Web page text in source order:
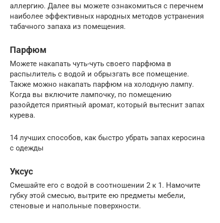
аллергию. Далее вы можете ознакомиться с перечнем
наиболее эффективных народных методов устранения
табачного запаха из помещения.
Парфюм
Можете накапать чуть-чуть своего парфюма в
распылитель с водой и обрызгать все помещение.
Также можно накапать парфюм на холодную лампу.
Когда вы включите лампочку, по помещению
разойдется приятный аромат, который вытеснит запах
курева.
14 лучших способов, как быстро убрать запах керосина
с одежды
Уксус
Смешайте его с водой в соотношении 2 к 1. Намочите
губку этой смесью, вытрите ею предметы мебели,
стеновые и напольные поверхности.